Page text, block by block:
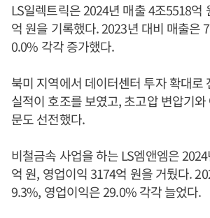
LS일렉트릭은 2024년 매출 4조5518억
억 원을 기록했다. 2023년 대비 매출은
0.0% 각각 증가했다.
북미 지역에서 데이터센터 투자 확대로
실적이 호조를 보였고, 초고압 변압기
문도 선전했다.
비철금속 사업을 하는 LS엠앤엠은
억 원, 영업이익 3174억 원을 거뒀다.
9.3%, 영업이익은 29.0% 각각 늘었다.